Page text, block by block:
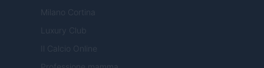
Milano Cortina
Luxury Club
Il Calcio Online